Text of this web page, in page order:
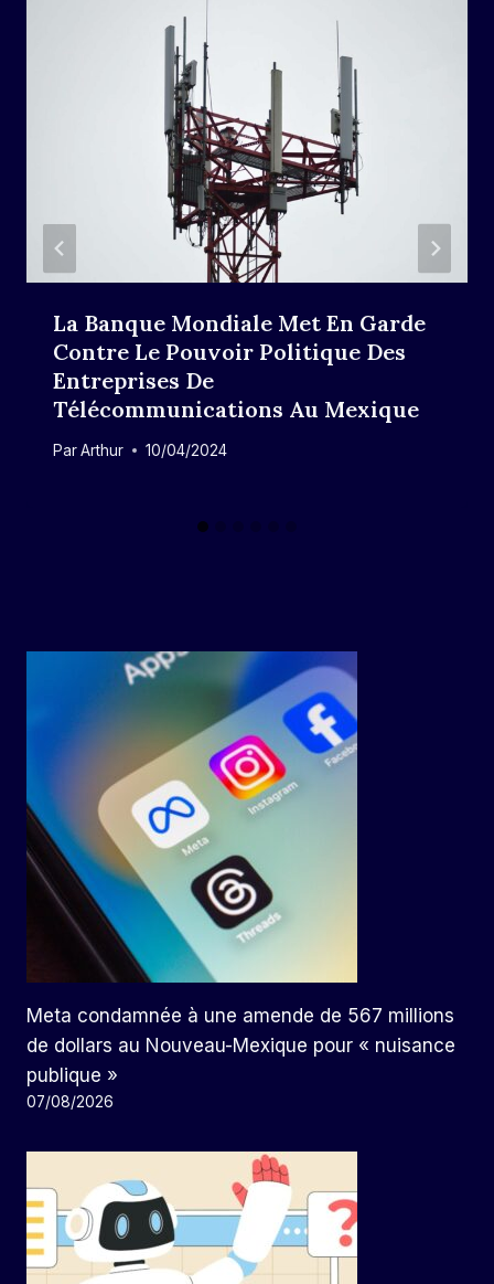
La Banque Mondiale Met En Garde
Contre Le Pouvoir Politique Des
Entreprises De
Télécommunications Au Mexique
ParArthur 10/04/2024
Meta condamnée à une amende de 567 millions
de dollars au Nouveau-Mexique pour « nuisance
publique »
07/08/2026